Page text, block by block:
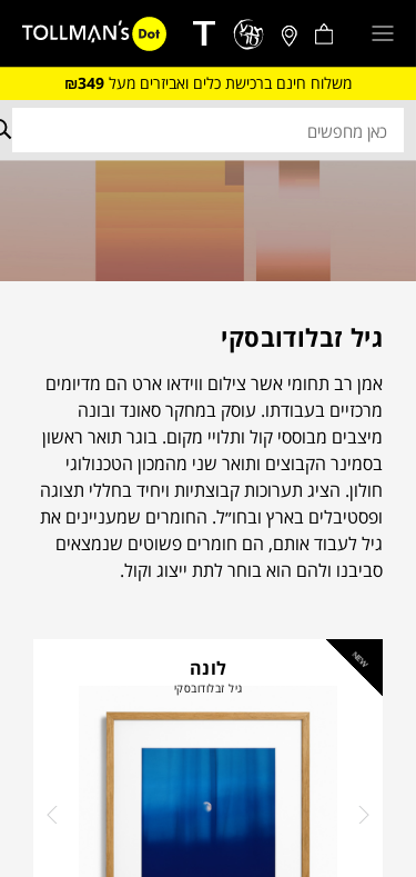
משלוח חינם ברכישת כלים ואביזרים מעל ₪349
גיל זבלודובסקי
אמן רב תחומי אשר צילום ווידאו ארט הם מדיומים
מרכזיים בעבודתו. עוסק במחקר סאונד ובונה
מיצבים מבוססי קול ותלויי מקום. בוגר תואר ראשון
בסמינר הקבוצים ותואר שני מהמכון הטכנולוגי
חולון. הציג תערוכות קבוצתיות ויחיד בחללי תצוגה
ופסטיבלים בארץ ובחו״ל. החומרים שמעניינים את
גיל לעבוד אותם, הם חומרים פשוטים שנמצאים
סביבנו ולהם הוא בוחר לתת ייצוג וקול.
NEW לונה
גיל זבלודובסקי